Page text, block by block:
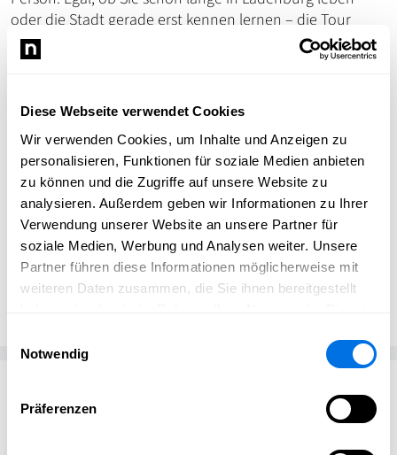
Diese Webseite verwendet Cookies
Wir verwenden Cookies, um Inhalte und Anzeigen zu
personalisieren, Funktionen für soziale Medien anbieten
zu können und die Zugriffe auf unsere Website zu
analysieren. Außerdem geben wir Informationen zu Ihrer
Verwendung unserer Website an unsere Partner für
soziale Medien, Werbung und Analysen weiter. Unsere
Partner führen diese Informationen möglicherweise mit
weiteren Daten zusammen, die Sie ihnen bereitgestellt
Notwendig
Präferenzen
oder die Stadt gerade erst kennen lernen – die Tour
bietet neue Perspektiven und Überraschungen für alle
Altersgruppen.
erleben Sie die Geschichte mitten in Ladenburgs
Altstadt!
Willkommen beim Heimatbund Ladenburg e. V.
Redaktion
Ladenburg erleben